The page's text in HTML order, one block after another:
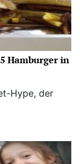
Hamburger in
Hype, der